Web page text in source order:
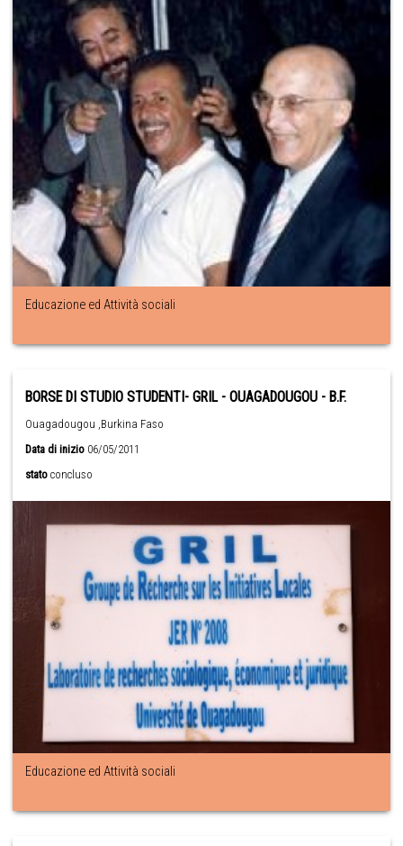
Educazione ed Attività sociali
BORSE DI STUDIO STUDENTI- GRIL - OUAGADOUGOU - B.F.
Ouagadougou ,Burkina Faso
Data di inizio 06/05/2011
stato concluso
Educazione ed Attività sociali